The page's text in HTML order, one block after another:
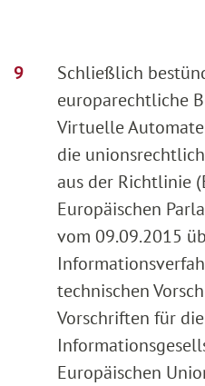
Schließlich
europarechtliche
Virtuelle
die
aus der Richtlinie
Europäischen
vom 09.09.2015
technischen
Vorschriften für
Europäischen